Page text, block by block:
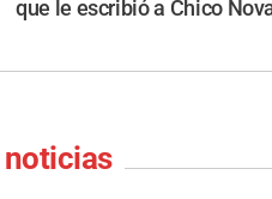
que le escribió a Chico
noticias